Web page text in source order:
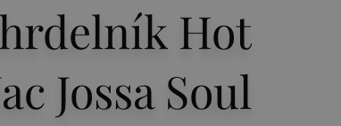
Hot
Jossa Soul